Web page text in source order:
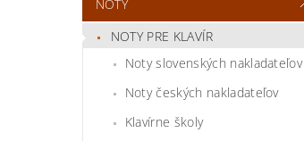
NOTY
NOTY PRE KLAVÍR
Noty slovenských nakladateľov
Noty českých nakladateľov
Klavírne školy